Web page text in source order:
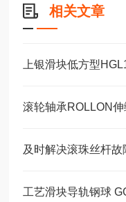
相关文章
上银滑块低方型